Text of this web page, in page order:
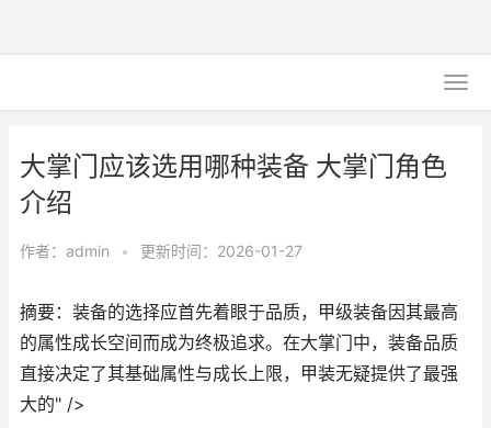
大掌门应该选用哪种装备 大掌门角色
介绍
作者： admin • 更新时间：2026-01-27
摘要：装备的选择应首先着眼于品质，甲级装备因其最高
的属性成长空间而成为终极追求。在大掌门中，装备品质
直接决定了其基础属性与成长上限，甲装无疑提供了最强
大的" />